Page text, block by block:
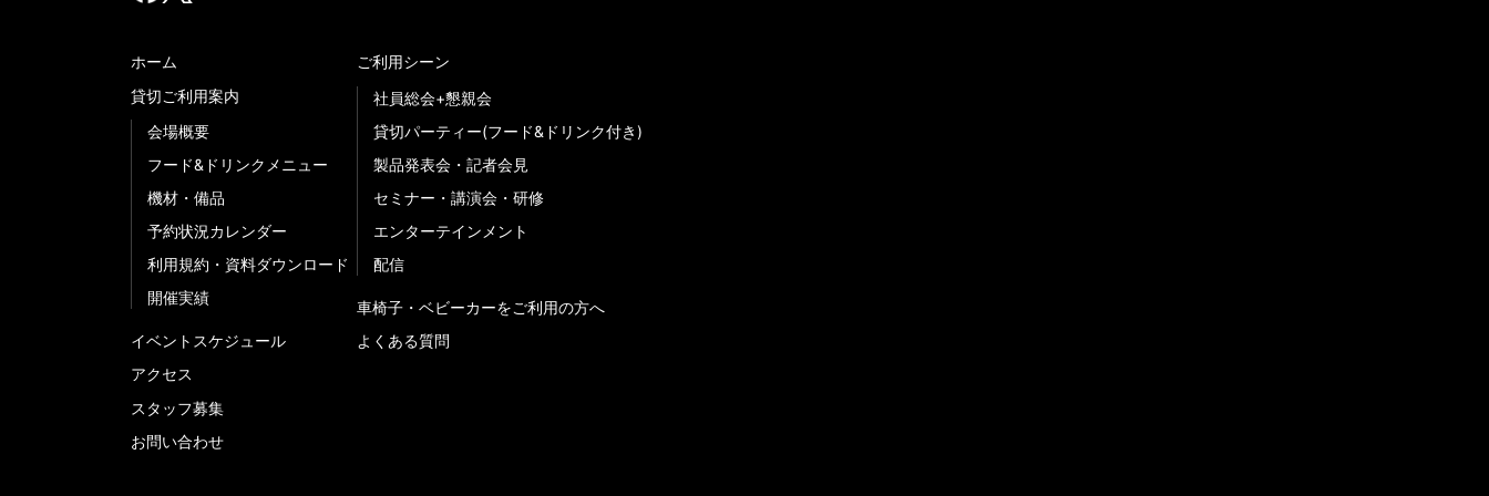
ホーム
貸切ご利用案内
会場概要
フード&ドリンクメニュー
機材・備品
予約状況カレンダー
利用規約・資料ダウンロード
開催実績
イベントスケジュール
アクセス
スタッフ募集
お問い合わせ
ご利用シーン
社員総会+懇親会
貸切パーティー(フード&ドリンク付き)
製品発表会・記者会見
セミナー・講演会・研修
エンターテインメント
配信
車椅子・ベビーカーをご利用の方へ
よくある質問